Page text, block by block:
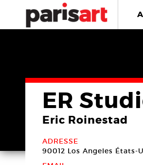
ER
Eric Roinestad
ADRESSE
90012 Los Angeles États-